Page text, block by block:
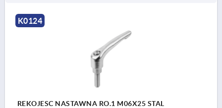
K0124
REKOJESC NASTAWNA RO.1 M06X25 STAL